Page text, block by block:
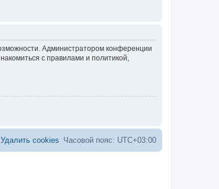
Администратором конференции
с правилами и политикой,
Часовой пояс: UTC+03:00
Удалить cookies